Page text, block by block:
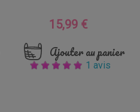
Prix
15,99 €
Ajouter au panier
1 avis